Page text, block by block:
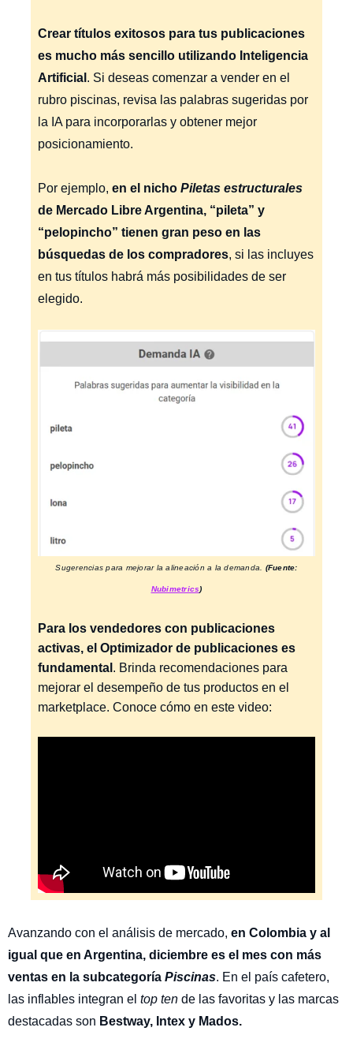
Crear títulos exitosos para tus publicaciones
es mucho más sencillo utilizando Inteligencia
Artificial . Si deseas comenzar a vender en el
rubro piscinas, revisa las palabras sugeridas por
la IA para incorporarlas y obtener mejor
posicionamiento.
Por ejemplo, en el nicho Piletas estructurales
de Mercado Libre Argentina, “pileta” y
“pelopincho” tienen gran peso en las
búsquedas de los compradores, si las incluyes
en tus títulos habrá más posibilidades de ser
elegido.
Sugerencias para mejorar la alineación a la demanda. (Fuente:
Nubimetrics)
Para los vendedores con publicaciones
activas, el Optimizador de publicaciones es
fundamental . Brinda recomendaciones para
mejorar el desempeño de tus productos en el
marketplace. Conoce cómo en este video:
Avanzando con el análisis de mercado, en Colombia y al
igual que en Argentina, diciembre es el mes con más
ventas en la subcategoría Piscinas. En el país cafetero,
las inflables integran el top ten de las favoritas y las marcas
destacadas son Bestway, Intex y Mados.